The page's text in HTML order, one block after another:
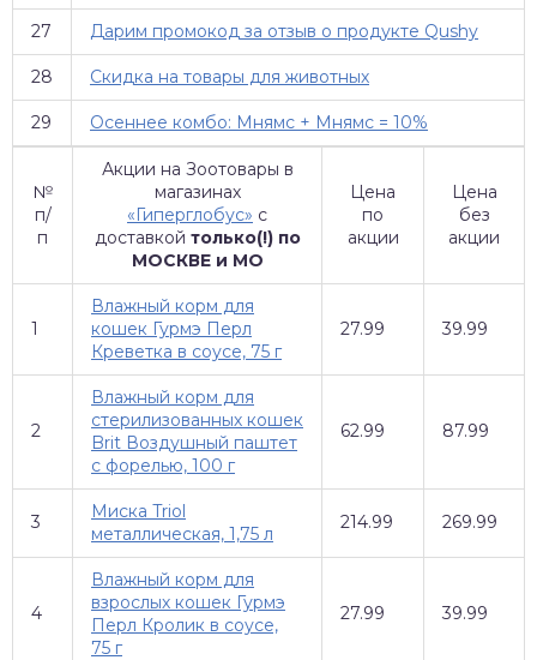
27 Дарим промокод за отзыв о продукте Qushy
28 Скидка на товары для животных
29 Осеннее комбо: Мнямс + Мнямс = 10%
№
п/
п
Акции на Зоотовары в
магазинах
«Гиперглобус» с
доставкой только(!) по
МОСКВЕ и МО
Цена
по
акции
Цена
без
акции
1
Влажный корм для
кошек Гурмэ Перл
Креветка в соусе, 75 г
27.99 39.99
2
Влажный корм для
стерилизованных кошек
Brit Воздушный паштет
с форелью, 100 г
62.99 87.99
3
Миска Triol
металлическая, 1,75 л
214.99 269.99
4
Влажный корм для
взрослых кошек Гурмэ
Перл Кролик в соусе,
75 г
27.99 39.99